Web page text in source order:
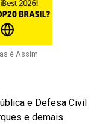
é Assim
e Defesa Civil
e demais